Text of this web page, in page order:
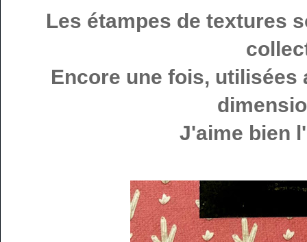
Les étampes de textures
Encore une fois, utilisées
J'aime bien